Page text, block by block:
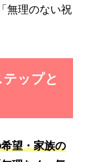
無理のない祝
ップと
望・家族の